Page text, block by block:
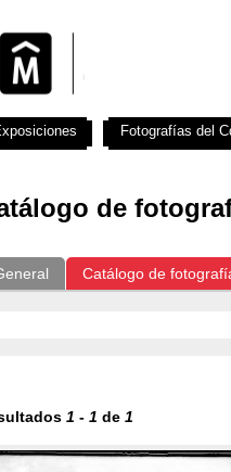
de
Catálogo de
1 - 1 de 1
Fotografías del